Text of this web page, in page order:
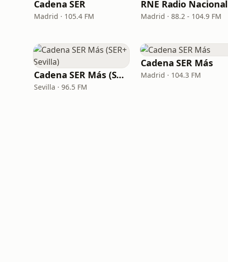
Cadena SER
Madrid · 105.4 FM
RNE Radio Nacional
Madrid · 88.2 - 104.9 FM
Cadena SER Más (SER+ Sevilla)
Sevilla · 96.5 FM
Cadena SER Más
Madrid · 104.3 FM